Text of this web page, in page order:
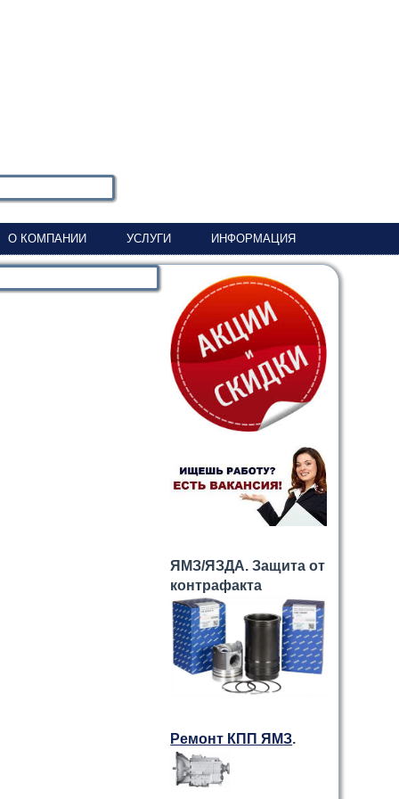
О КОМПАНИИ УСЛУГИ ИНФОРМАЦИЯ
ЯМЗ/ЯЗДА. Защита от
контрафакта
Ремонт КПП ЯМЗ.